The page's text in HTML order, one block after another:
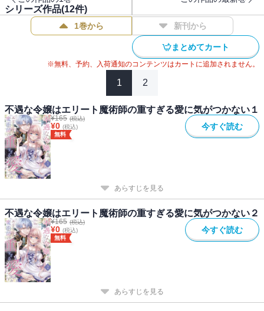
「なぁ リーゼ お前は僕から逃げられない運命なんだよ」
幼馴染から逃げたい不遇令嬢と初恋を拗らせた執着令息の愛が重い
すれ違いラブロマンス
シリーズ作品(12件)
1巻から 新刊から
まとめてカート
※無料、予約、入荷通知のコンテンツはカートに追加されません。
1 2
不遇な令嬢はエリート魔術師の重すぎる愛に気がつかない１
¥165 (税込)
¥0 (税込)
無料
今すぐ読む
あらすじを見る
不遇な令嬢はエリート魔術師の重すぎる愛に気がつかない２
¥165 (税込)
¥0 (税込)
無料
今すぐ読む
あらすじを見る